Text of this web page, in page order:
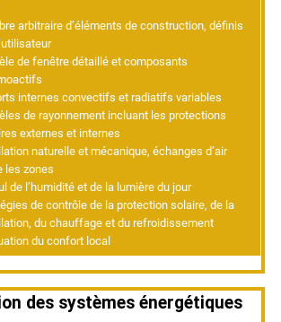
arbitraire d’éléments de construction, définis
de fenêtre détaillé et composants
internes convectifs et radiatifs variables
de rayonnement incluant les protections
externes et internes
naturelle et mécanique, échanges d’air
les zones
de l’humidité et de la lumière du jour
de contrôle de la protection solaire, de la
du chauffage et du refroidissement
du confort local
des systèmes énergétiques